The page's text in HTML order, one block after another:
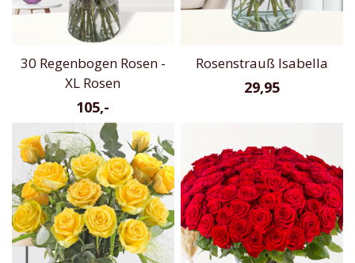
30 Regenbogen Rosen -
XL Rosen
105,-
Rosenstrauß Isabella
29,95